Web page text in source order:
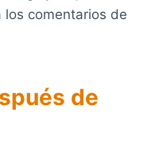
comentarios de
de